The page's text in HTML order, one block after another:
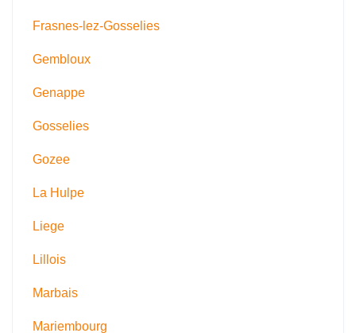
Frasnes-lez-Gosselies
Gembloux
Genappe
Gosselies
Gozee
La Hulpe
Liege
Lillois
Marbais
Mariembourg